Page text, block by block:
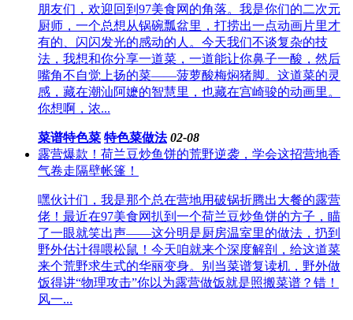
朋友们，欢迎回到97美食网的角落。我是你们的二次元
厨师，一个总想从锅碗瓢盆里，打捞出一点动画片里才
有的、闪闪发光的感动的人。今天我们不谈复杂的技
法，我想和你分享一道菜，一道能让你鼻子一酸，然后
嘴角不自觉上扬的菜——菠萝酸梅焖猪脚。这道菜的灵
感，藏在潮汕阿嬷的智慧里，也藏在宫崎骏的动画里。
你想啊，浓...
菜谱特色菜 特色菜做法 02-08
露营爆款！荷兰豆炒鱼饼的荒野逆袭，学会这招营地香
气卷走隔壁帐篷！
嘿伙计们，我是那个总在营地用破锅折腾出大餐的露营
佬！最近在97美食网扒到一个荷兰豆炒鱼饼的方子，瞄
了一眼就笑出声——这分明是厨房温室里的做法，扔到
野外估计得喂松鼠！今天咱就来个深度解剖，给这道菜
来个荒野求生式的华丽变身。别当菜谱复读机，野外做
饭得讲“物理攻击”你以为露营做饭就是照搬菜谱？错！
风一...